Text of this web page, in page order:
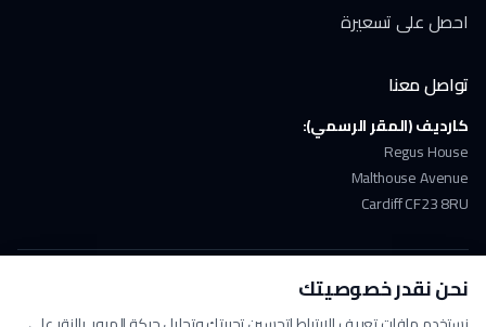
نحن نقدر خصوصيتك
احصل على تسعيرة
تواصل معنا
كارديف (المقر الرسمي):
Regus House
Malthouse Avenue
Cardiff CF23 8RU
ملتزمون بـ GDPR